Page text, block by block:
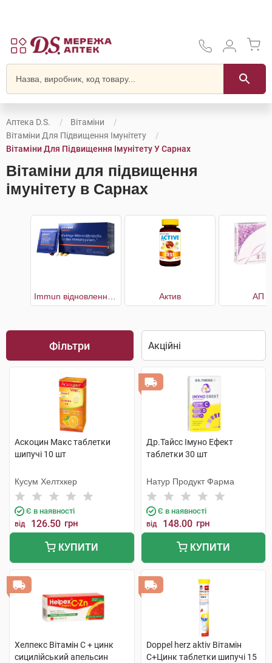
Аптека D.S.
Вітаміни
Вітаміни Для Підвищення Імунітету
Вітаміни Для Підвищення Імунітету У Сарнах
Вітаміни для підвищення
імунітету в Сарнах
Актив АП
Фільтри
Аскоцин Макс таблетки
шипучі 10 шт
Кусум Хелтхкер
Є в наявності
від 126.50 грн
КУПИТИ
Др.Тайсс Імуно Ефект
таблетки 30 шт
Натур Продукт Фарма
Є в наявності
від 148.00 грн
КУПИТИ
Хелпекс Вітамін С + цинк
сицилійський апельсин
Doppel herz aktiv Вітамін
С+Цинк таблетки шипучі 15